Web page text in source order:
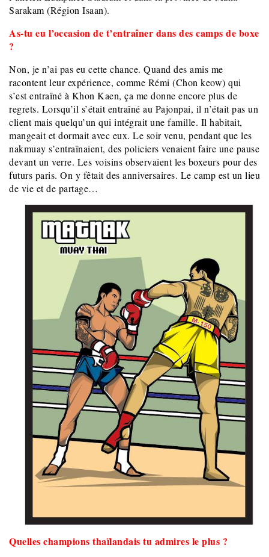
Sarakam (Région Isaan).
As-tu eu l’occasion de t’entraîner dans des camps de boxe
?
Non, je n’ai pas eu cette chance. Quand des amis me
racontent leur expérience, comme Rémi (Chon keow) qui
s’est entraîné à Khon Kaen, ça me donne encore plus de
regrets. Lorsqu’il s’était entraîné au Pajonpai, il n’était pas un
client mais quelqu’un qui intégrait une famille. Il habitait,
mangeait et dormait avec eux. Le soir venu, pendant que les
nakmuay s’entraînaient, des policiers venaient faire une pause
devant un verre. Les voisins observaient les boxeurs pour des
futurs paris. On y fêtait des anniversaires. Le camp est un lieu
de vie et de partage…
Quelles champions thaïlandais tu admires le plus ?